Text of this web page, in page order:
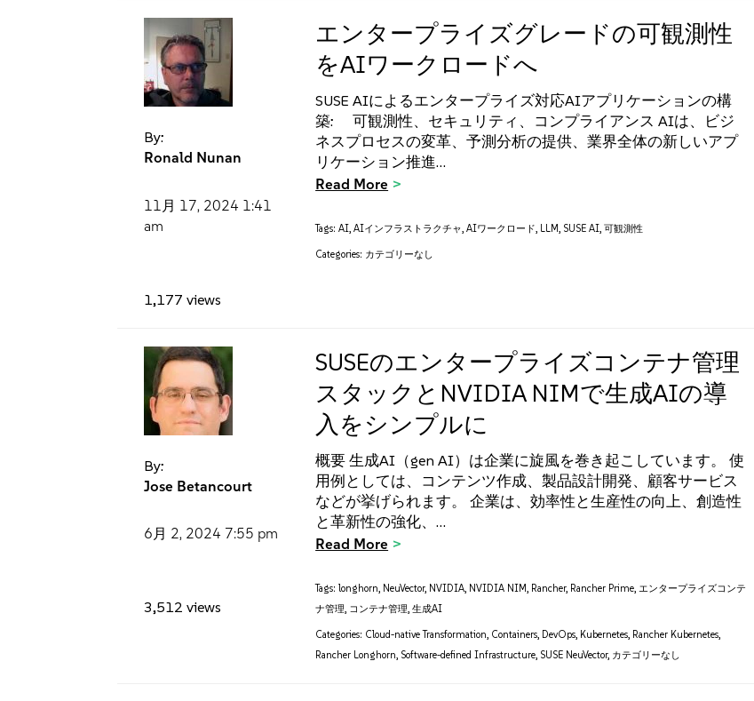
By:
Ronald Nunan
11月 17, 2024 1:41
am
1,177 views
エンタープライズグレードの可観測性
をAIワークロードへ
SUSE AIによるエンタープライズ対応AIアプリケーションの構
築: 可観測性、セキュリティ、コンプライアンス AIは、ビジ
ネスプロセスの変革、予測分析の提供、業界全体の新しいアプ
リケーション推進…
Read More
Tags: AI,AIインフラストラクチャ,AIワークロード, LLM, SUSE AI,可観測性
Categories: カテゴリーなし
By:
Jose Betancourt
6月 2, 2024 7:55 pm
3,512 views
SUSEのエンタープライズコンテナ管理
スタックとNVIDIA NIMで生成AIの導
入をシンプルに
概要 生成AI（gen AI）は企業に旋風を巻き起こしています。 使
用例としては、コンテンツ作成、製品設計開発、顧客サービス
などが挙げられます。 企業は、効率性と生産性の向上、創造性
と革新性の強化、…
Read More
Tags: longhorn, NeuVector, NVIDIA, NVIDIA NIM, Rancher, Rancher Prime,エンタープライズコンテ
ナ管理, コンテナ管理,生成AI
Categories: Cloud-native Transformation, Containers, DevOps, Kubernetes, Rancher Kubernetes,
Rancher Longhorn, Software-defined Infrastructure, SUSE NeuVector, カテゴリーなし